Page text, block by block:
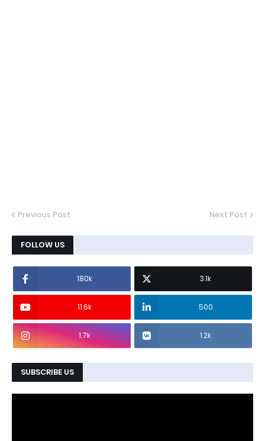
Previous Post Next Post
FOLLOW US
180k 3.1k
11.6k 500
1.7k 1.2k
SUBSCRIBE US